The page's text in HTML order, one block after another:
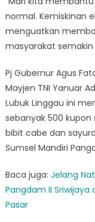
normal. Kemiskinan
menguatkan
masyarakat
Pj Gubernur Agus
Mayjen TNI Yanuar
Lubuk Linggau ini
sebanyak 500 kupon
bibit cabe dan
Sumsel Mandiri
Baca juga: Jelang
Pangdam II Sriwijaya
Pasar